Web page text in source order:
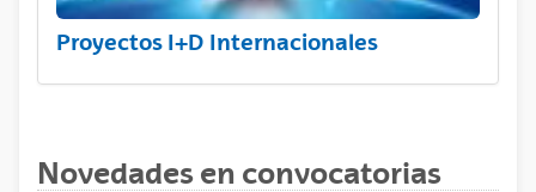
Proyectos I+D Internacionales
Novedades en convocatorias